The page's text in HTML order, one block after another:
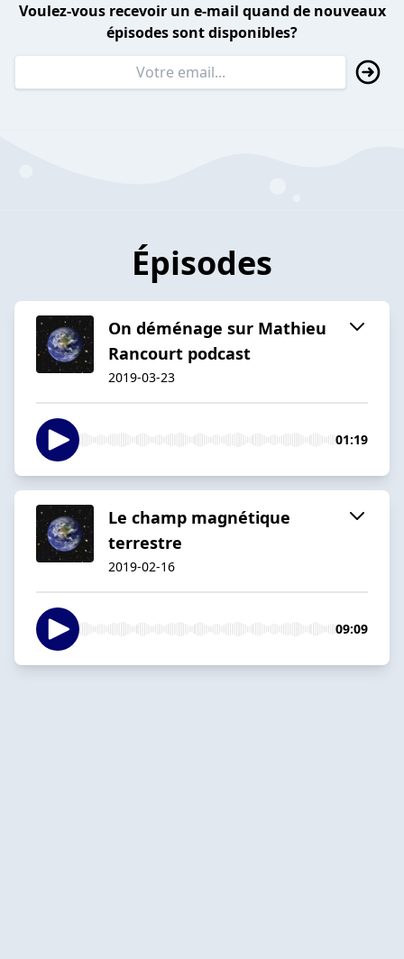
Voulez-vous recevoir un e-mail quand de nouveaux
épisodes sont disponibles?
Épisodes
On déménage sur Mathieu
Rancourt podcast
2019-03-23
01:19
Le champ magnétique
terrestre
2019-02-16
09:09